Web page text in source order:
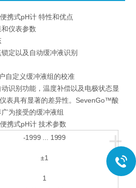
携式pH计 特性和优点
仪表参数
定以及自动缓冲液识别
自定义缓冲液组的校准
识别功能，温度补偿以及电极状态显
表具有显著的差异性。SevenGo™酸
为接受的缓冲液组
携式pH计 技术参数
+
-1999 ... 1999
±1
1